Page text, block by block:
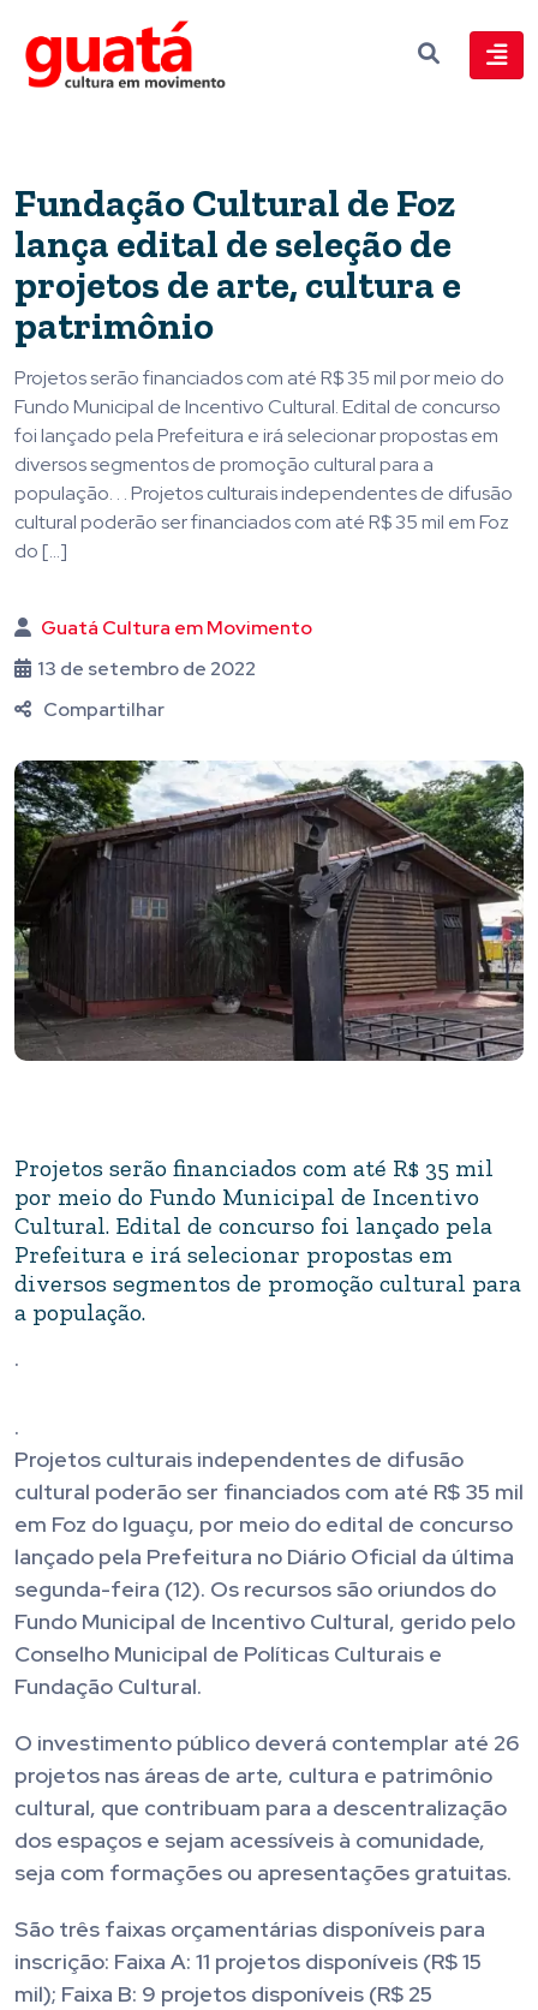
Fundação Cultural de Foz
lança edital de seleção de
projetos de arte, cultura e
patrimônio
Projetos serão financiados com até R$ 35 mil por meio do
Fundo Municipal de Incentivo Cultural. Edital de concurso
foi lançado pela Prefeitura e irá selecionar propostas em
diversos segmentos de promoção cultural para a
população. . . Projetos culturais independentes de difusão
cultural poderão ser financiados com até R$ 35 mil em Foz
do […]
Guatá Cultura em Movimento
13 de setembro de 2022
Compartilhar
Projetos serão financiados com até R$ 35 mil
por meio do Fundo Municipal de Incentivo
Cultural. Edital de concurso foi lançado pela
Prefeitura e irá selecionar propostas em
diversos segmentos de promoção cultural para
a população.
.
.
Projetos culturais independentes de difusão
cultural poderão ser financiados com até R$ 35 mil
em Foz do Iguaçu, por meio do edital de concurso
lançado pela Prefeitura no Diário Oficial da última
segunda-feira (12). Os recursos são oriundos do
Fundo Municipal de Incentivo Cultural, gerido pelo
Conselho Municipal de Políticas Culturais e
Fundação Cultural.
O investimento público deverá contemplar até 26
projetos nas áreas de arte, cultura e patrimônio
cultural, que contribuam para a descentralização
dos espaços e sejam acessíveis à comunidade,
seja com formações ou apresentações gratuitas.
São três faixas orçamentárias disponíveis para
inscrição: Faixa A: 11 projetos disponíveis (R$ 15
mil); Faixa B: 9 projetos disponíveis (R$ 25